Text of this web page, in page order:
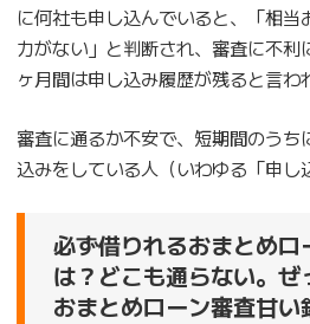
に何社も申し込んでいると、「相
力がない」と判断され、審査に不
ヶ月間は申し込み履歴が残ると言わ
審査に通るか不安で、短期間のう
込みをしている人（いわゆる「申し
必ず借りれるおまとめロ
は？どこも通らない。ぜ
おまとめローン審査甘